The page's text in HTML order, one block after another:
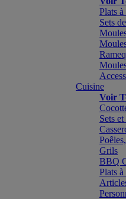
Plats
Sets
Cuisine
Voir
Sets
Grils
BBQ
Plats